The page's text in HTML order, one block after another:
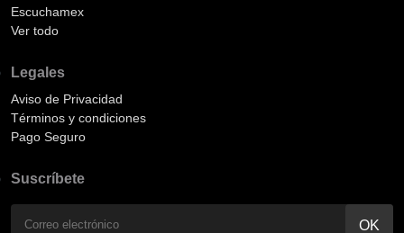
Escuchamex
Ver todo
Legales
Aviso de Privacidad
Términos y condiciones
Pago Seguro
Suscríbete